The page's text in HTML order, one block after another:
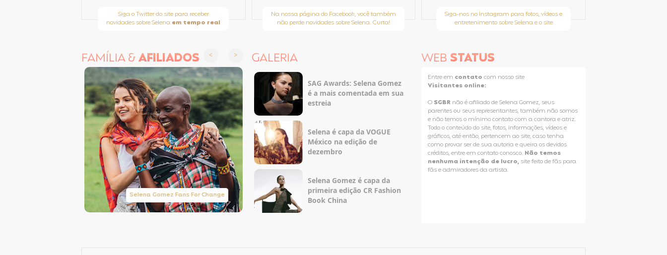
Siga o Twitter do site para receber
novidades sobre Selena em tempo real
Na nossa página do Facebook, você também
não perde novidades sobre Selena. Curta!
Siga-nos no Instagram para fotos, vídeos e
entretenimento sobre Selena e o site
FAMÍLIA &AFILIADOS
Selena Gomez Fans For Change Taylor Swift Brasil
GALERIA
SAG Awards: Selena Gomez
é a mais comentada em sua
estreia
Selena é capa da VOGUE
México na edição de
dezembro
Selena Gomez é capa da
primeira edição CR Fashion
Book China
WEB STATUS
Entre em contatocom nosso site
Visitantes online:
O SGBR não é afiliado de Selena Gomez, seus
parentes ou seus representantes, também não somos
e não temos o mínimo contato com a cantora e atriz.
Todo o conteúdo do site, fotos, informações, vídeos e
gráficos, até então, pertencem ao site, caso tenha
como provar ser de sua autoria e queira os devidos
créditos, entre em contato conosco. Não temos
nenhuma intenção de lucro, site feito de fãs para
fãs e admiradores da artista.